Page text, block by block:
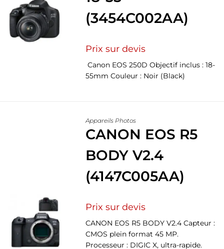
(3454C002AA)
Prix sur devis
Canon EOS 250D Objectif inclus : 18-
55mm Couleur : Noir (Black)
Appareils Photos
CANON EOS R5
BODY V2.4
(4147C005AA)
Prix sur devis
CANON EOS R5 BODY V2.4 Capteur :
CMOS plein format 45 MP.
Processeur : DIGIC X, ultra-rapide.